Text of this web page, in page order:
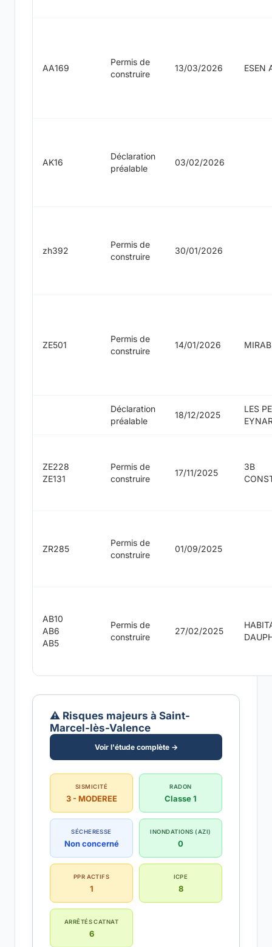
AA169
Permis de
construire
13/03/2026 ESEN
AK16
Déclaration
préalable
03/02/2026
zh392
Permis de
construire
30/01/2026
ZE501
Permis de
construire
14/01/2026
Déclaration
préalable
18/12/2025
LES
ZE228
ZE131
Permis de
construire
17/11/2025
3B
ZR285
Permis de
construire
01/09/2025
AB10
AB6
AB5
Permis de
construire
27/02/2025
⚠️ Risques majeurs à Saint-
Marcel-lès-Valence
Voir l'étude complète →
SISMICITÉ
3 - MODEREE
RADON
Classe 1
SÉCHERESSE
Non concerné
INONDATIONS (AZI)
0
PPR ACTIFS
1
ICPE
8
ARRÊTÉS CATNAT
6